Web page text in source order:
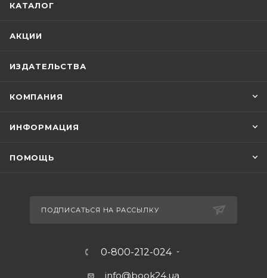
КАТАЛОГ
АКЦИИ
ИЗДАТЕЛЬСТВА
КОМПАНИЯ
ИНФОРМАЦИЯ
ПОМОЩЬ
ПОДПИСАТЬСЯ НА РАССЫЛКУ
0-800-212-024
info@book24.ua